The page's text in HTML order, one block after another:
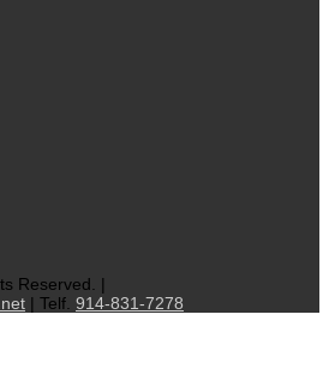
Reserved. |
| Telf. 914-831-7278